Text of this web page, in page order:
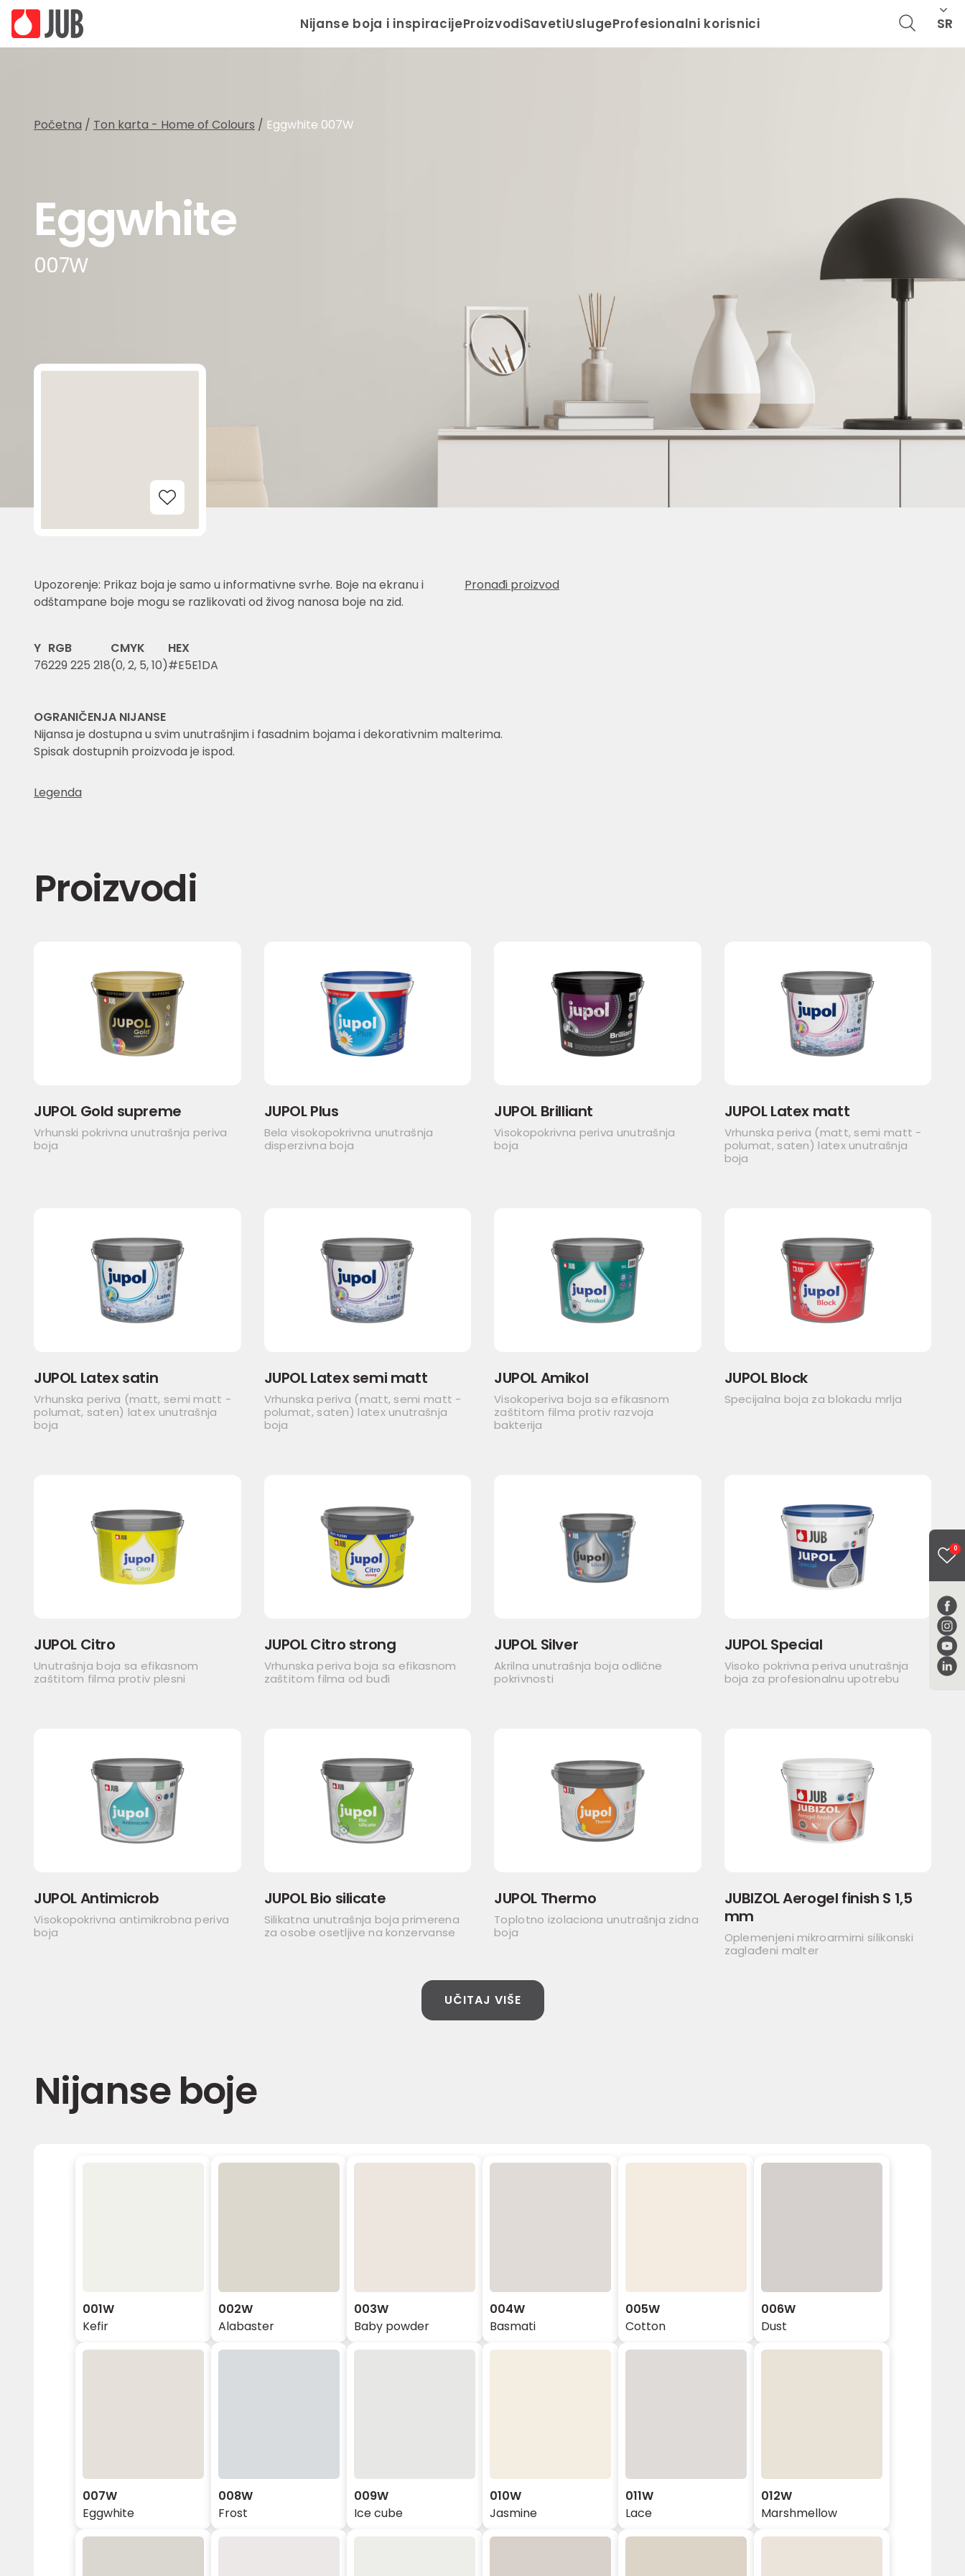
Nijanse boja i inspiracijeProizvodiSavetiUslugeProfesionalni korisnici SR
0
Početna / Ton karta - Home of Colours / Eggwhite 007W
Eggwhite
007W
Add to Wishlist
Upozorenje: Prikaz boja je samo u informativne svrhe. Boje na ekranu i
odštampane boje mogu se razlikovati od živog nanosa boje na zid.
Pronađi proizvod
Y
76
RGB
229 225 218
CMYK
(0, 2, 5, 10)
HEX
#E5E1DA
OGRANIČENJA NIJANSE
Nijansa je dostupna u svim unutrašnjim i fasadnim bojama i dekorativnim malterima.
Spisak dostupnih proizvoda je ispod.
Legenda
Proizvodi
JUPOL Gold supreme
Vrhunski pokrivna unutrašnja periva
boja
JUPOL Plus
Bela visokopokrivna unutrašnja
disperzivna boja
JUPOL Brilliant
Visokopokrivna periva unutrašnja
boja
JUPOL Latex matt
Vrhunska periva (matt, semi matt -
polumat, saten) latex unutrašnja
boja
JUPOL Latex satin
Vrhunska periva (matt, semi matt -
polumat, saten) latex unutrašnja
boja
JUPOL Latex semi matt
Vrhunska periva (matt, semi matt -
polumat, saten) latex unutrašnja
boja
JUPOL Amikol
Visokoperiva boja sa efikasnom
zaštitom filma protiv razvoja
bakterija
JUPOL Block
Specijalna boja za blokadu mrlja
JUPOL Citro
Unutrašnja boja sa efikasnom
zaštitom filma protiv plesni
JUPOL Citro strong
Vrhunska periva boja sa efikasnom
zaštitom filma od buđi
JUPOL Silver
Akrilna unutrašnja boja odlične
pokrivnosti
JUPOL Special
Visoko pokrivna periva unutrašnja
boja za profesionalnu upotrebu
JUPOL Antimicrob
Visokopokrivna antimikrobna periva
boja
JUPOL Bio silicate
Silikatna unutrašnja boja primerena
za osobe osetljive na konzervanse
JUPOL Thermo
Toplotno izolaciona unutrašnja zidna
boja
JUBIZOL Aerogel finish S 1,5
mm
Oplemenjeni mikroarmirni silikonski
zaglađeni malter
UČITAJ VIŠE
Nijanse boje
001W
Kefir
002W
Alabaster
003W
Baby powder
004W
Basmati
005W
Cotton
006W
Dust
007W
Eggwhite
008W
Frost
009W
Ice cube
010W
Jasmine
011W
Lace
012W
Marshmellow